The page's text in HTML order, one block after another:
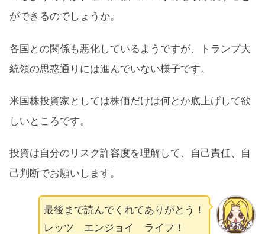
ができるのでしょうか。
各国との関係も悪化しているようですが、トランプ大
統領の思惑通りには進んでいない様子です。
米国株投資家としては株価だけは何とか底上げして欲
しいところです。
投資は自分のリスク許容度を理解して、自己責任、自
己判断でお願いします。
最後まで読んでくれてありがとう！
レッツ エンジョイ ライフ！